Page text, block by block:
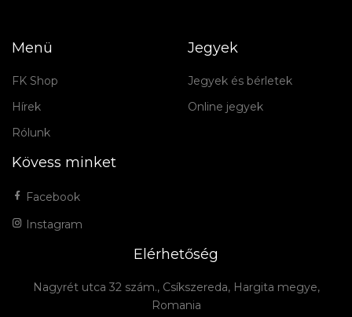
Menü
FK Shop
Hírek
Rólunk
Jegyek
Jegyek és bérletek
Online jegyek
Kövess minket
Facebook
Instagram
Elérhetőség
Nagyrét utca 32 szám., Csíkszereda, Hargita megye,
Romania